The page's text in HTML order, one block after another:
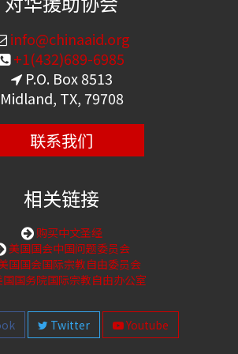
info@chinaaid.org
+1(432)689-6985
P.O. Box 8513
Midland, TX, 79708
联系我们
相关链接
购买中文圣经
美国国会中国问题委员会
国国会国际宗教自由委员会
国务院国际宗教自由办公室
Twitter Youtube